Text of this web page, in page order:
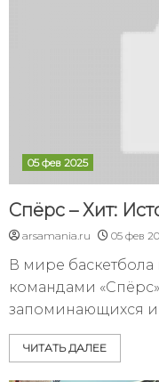
05 фев 2025
Спёрс – Хит:
arsamania.ru 05 фев
В мире
командами
запоминающихся и
ЧИТАТЬ ДАЛЕЕ